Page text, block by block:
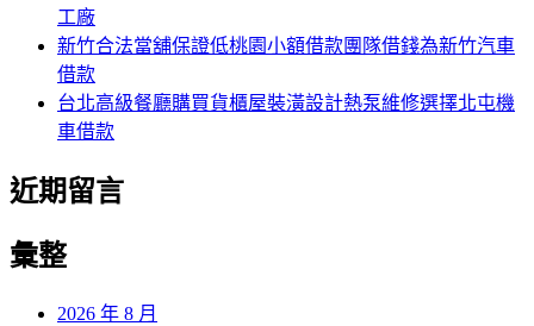
工廠
新竹合法當舖保證低桃園小額借款團隊借錢為新竹汽車
借款
台北高級餐廳購買貨櫃屋裝潢設計熱泵維修選擇北屯機
車借款
近期留言
彙整
2026 年 8 月